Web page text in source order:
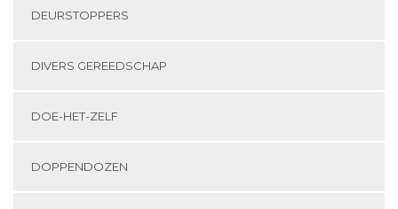
DEURSTOPPERS
DIVERS GEREEDSCHAP
DOE-HET-ZELF
DOPPENDOZEN